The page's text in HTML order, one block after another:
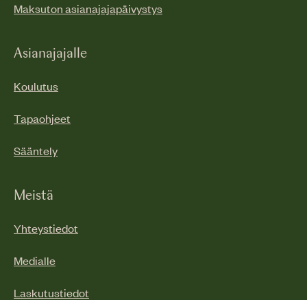
Maksuton asianajajapäivystys
Asianajajalle
Koulutus
Tapaohjeet
Sääntely
Meistä
Yhteystiedot
Medialle
Laskutustiedot